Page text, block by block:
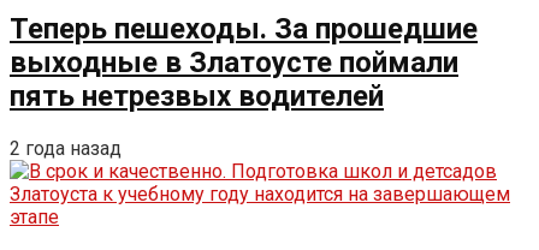
Теперь пешеходы. За прошедшие
выходные в Златоусте поймали
пять нетрезвых водителей
2 года назад